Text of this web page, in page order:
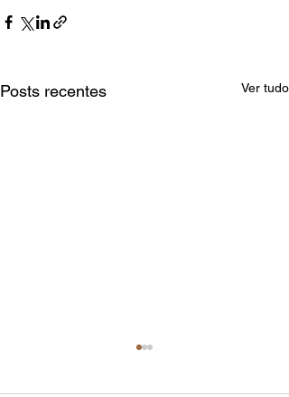
Posts recentes Ver tudo